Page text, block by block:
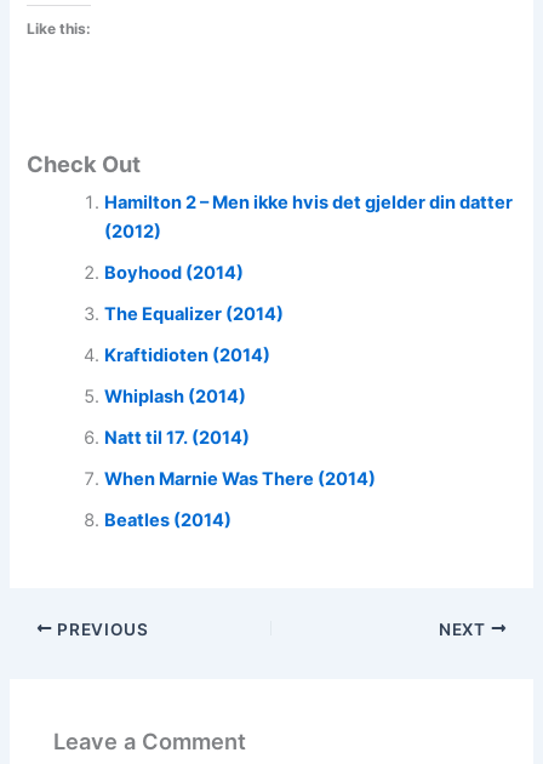
Like this:
Check Out
Hamilton 2 – Men ikke hvis det gjelder din datter
(2012)
Boyhood (2014)
The Equalizer (2014)
Kraftidioten (2014)
Whiplash (2014)
Natt til 17. (2014)
When Marnie Was There (2014)
Beatles (2014)
PREVIOUS NEXT
Leave a Comment